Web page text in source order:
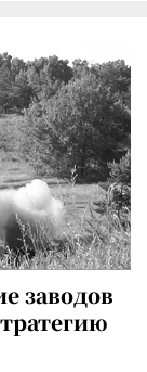
заводов